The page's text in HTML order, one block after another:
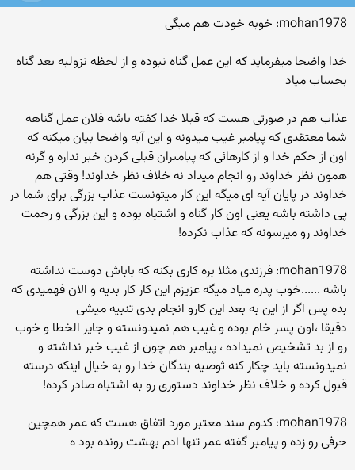
mohan1978: خوبه خودت هم میگی
خدا واضحا میفرماید که این عمل گناه نبوده و از لحظه نزولبه بعد گناه
بحساب میاد
عذاب هم در صورتی هست که قبلا خدا کفته باشه فلان عمل گناهه
شما معتقدی که پیامبر غیب میدونه و این آیه واضحا بیان میکنه که
اون از حکم خدا و از کارهائی که پیامبران قبلی کردن خبر نداره و گرنه
همون نظر خداوند رو انجام میداد نه خلاف نظر خداوند! وقتی هم
خداوند در پایان آیه ای میگه این کار میتونست عذاب بزرگی برای شما در
پی داشته باشه یعنی اون کار گناه و اشتباه بوده و این بزرگی و رحمت
خداوند رو میرسونه که عذاب نکرده!
mohan1978: فرزندی مثلا بره کاری بکنه که باباش دوست نداشته
باشه ......خوب پدره میاد میگه عزیزم این کار کار بدیه و الان فهمیدی که
بده پس اگر از این به بعد این کارو انجام بدی تنبیه میشی
دقیقا ،اون پسر خام بوده و غیب هم نمیدونسته و جایر الخطا و خوب
رو از بد تشخیص نمیداده ، پیامبر هم چون از غیب خبر نداشته و
نمیدونسته باید چکار کنه ثوصیه بندگان خدا رو به خیال اینکه درسته
قبول کرده و خلاف نظر خداوند دستوری رو به اشتباه صادر کرده!
mohan1978: کدوم سند معتبر مورد اتفاق هست که عمر همچین
حرفی رو زده و پیامبر گفته عمر تنها ادم بهشت رونده بود ه